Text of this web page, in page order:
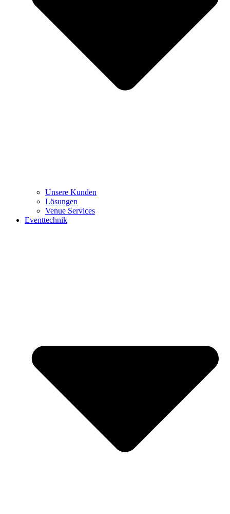
Unsere Kunden
Lösungen
Venue Services
Eventtechnik